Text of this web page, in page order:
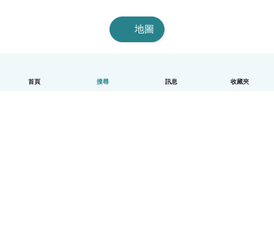
首頁 搜尋 訊息 收藏夾
地圖